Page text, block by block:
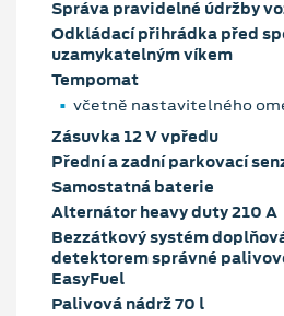
Správa pravidelné údržby
Odkládací přihrádka před
uzamykatelným víkem
Tempomat
včetně nastavitelného
Zásuvka 12 V vpředu
Přední a zadní parkovací
Samostatná baterie
Alternátor heavy duty 210 A
Bezzátkový systém
detektorem správné
EasyFuel
Palivová nádrž 70 l